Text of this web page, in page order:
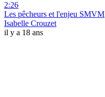
2:26
Les pêcheurs et l'enjeu SMVM
Isabelle Crouzet
il y a 18 ans